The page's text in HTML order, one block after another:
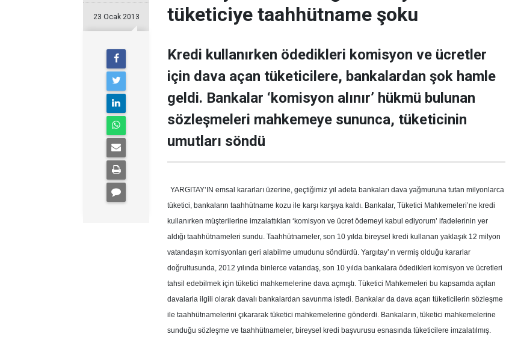
23 Ocak 2013
tüketiciye taahhütname şoku
Kredi kullanırken ödedikleri komisyon ve ücretler
için dava açan tüketicilere, bankalardan şok hamle
geldi. Bankalar ‘komisyon alınır’ hükmü bulunan
sözleşmeleri mahkemeye sununca, tüketicinin
umutları söndü
YARGITAY’IN emsal kararları üzerine, geçtiğimiz yıl adeta bankaları dava yağmuruna tutan milyonlarca
tüketici, bankaların taahhütname kozu ile karşı karşıya kaldı. Bankalar, Tüketici Mahkemeleri’ne kredi
kullanırken müşterilerine imzalattıkları ‘komisyon ve ücret ödemeyi kabul ediyorum’ ifadelerinin yer
aldığı taahhütnameleri sundu. Taahhütnameler, son 10 yılda bireysel kredi kullanan yaklaşık 12 milyon
vatandaşın komisyonları geri alabilme umudunu söndürdü. Yargıtay’ın vermiş olduğu kararlar
doğrultusunda, 2012 yılında binlerce vatandaş, son 10 yılda bankalara ödedikleri komisyon ve ücretleri
tahsil edebilmek için tüketici mahkemelerine dava açmıştı. Tüketici Mahkemeleri bu kapsamda açılan
davalarla ilgili olarak davalı bankalardan savunma istedi. Bankalar da dava açan tüketicilerin sözleşme
ile taahhütnamelerini çıkararak tüketici mahkemelerine gönderdi. Bankaların, tüketici mahkemelerine
sunduğu sözleşme ve taahhütnameler, bireysel kredi başvurusu esnasında tüketicilere imzalatılmış.